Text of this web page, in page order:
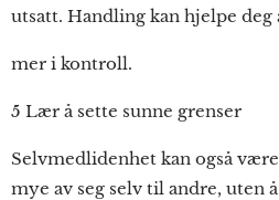
utsatt. Handling kan hjelpe deg
mer i kontroll.
5 Lær å sette sunne grenser
Selvmedlidenhet kan også
mye av seg selv til andre, uten